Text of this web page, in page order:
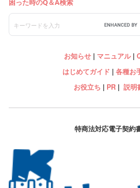
お知らせ| マニュアル|
はじめてガイド | 各種お
お役立ち | PR| 説明
特商法対応電子契約